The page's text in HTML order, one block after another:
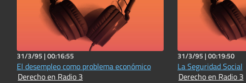
31/3/95 |00:16:55
El desempleo como problema económico
Derecho en Radio 3
31/3/95 |00:19:50
La Seguridad Social
Derecho en Radio 3